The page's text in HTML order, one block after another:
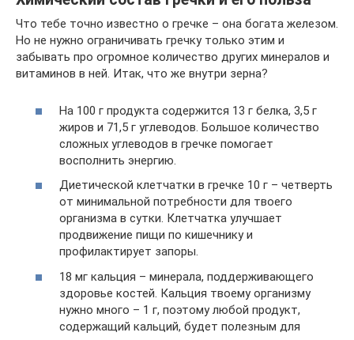
Что тебе точно известно о гречке – она богата железом.
Но не нужно ограничивать гречку только этим и
забывать про огромное количество других минералов и
витаминов в ней. Итак, что же внутри зерна?
На 100 г продукта содержится 13 г белка, 3,5 г
жиров и 71,5 г углеводов. Большое количество
сложных углеводов в гречке помогает
восполнить энергию.
Диетической клетчатки в гречке 10 г – четверть
от минимальной потребности для твоего
организма в сутки. Клетчатка улучшает
продвижение пищи по кишечнику и
профилактирует запоры.
18 мг кальция – минерала, поддерживающего
здоровье костей. Кальция твоему организму
нужно много – 1 г, поэтому любой продукт,
содержащий кальций, будет полезным для